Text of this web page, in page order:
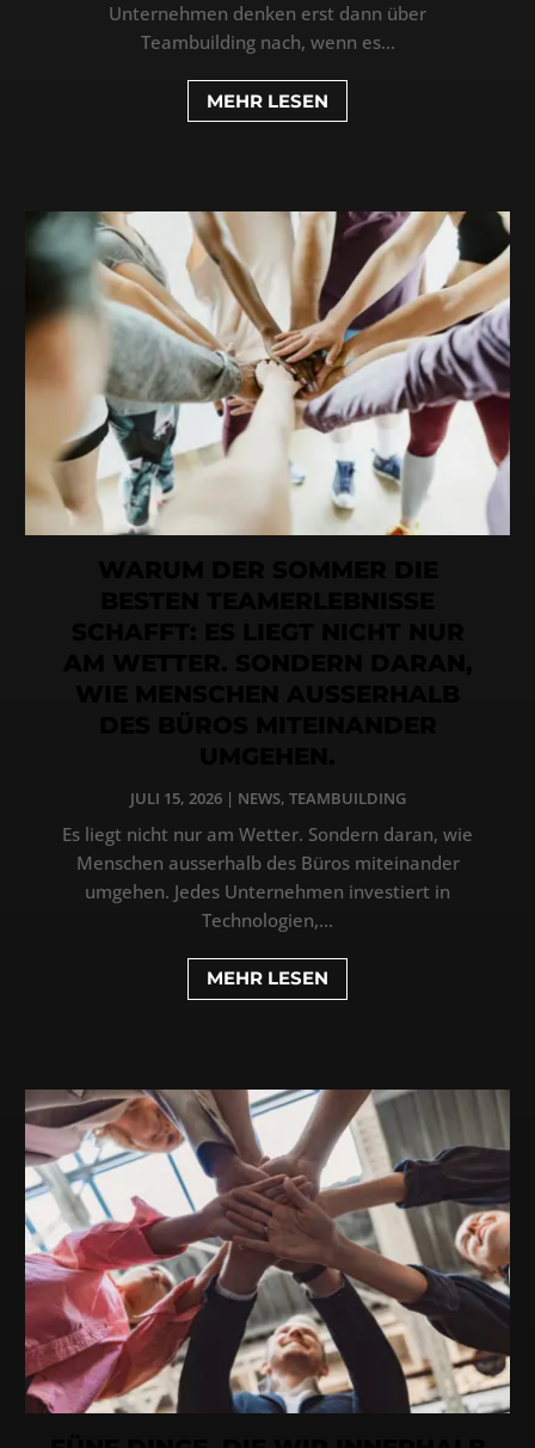
Unternehmen denken erst dann über
Teambuilding nach, wenn es...
MEHR LESEN
JULI 15, 2026| NEWS, TEAMBUILDING
Es liegt nicht nur am Wetter. Sondern daran, wie
Menschen ausserhalb des Büros miteinander
umgehen. Jedes Unternehmen investiert in
Technologien,...
MEHR LESEN